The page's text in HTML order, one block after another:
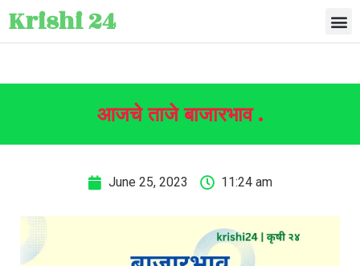
Krishi 24
आजचे ताजे बाजारभाव .
June 25, 2023 11:24 am